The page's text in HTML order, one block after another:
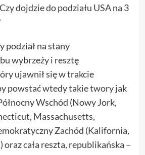
dojdzie do podziału USA na 3
podział na stany
wybrzeży i resztę
ujawnił się w trakcie
powstać wtedy takie twory jak
Wschód (Nowy Jork,
Massachusetts,
Zachód (Kalifornia,
cała reszta, republikańska –